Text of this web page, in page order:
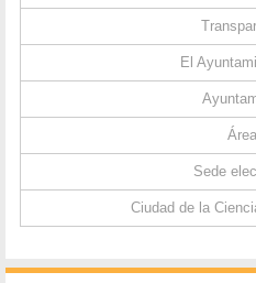
El
Sede
Ciudad de la